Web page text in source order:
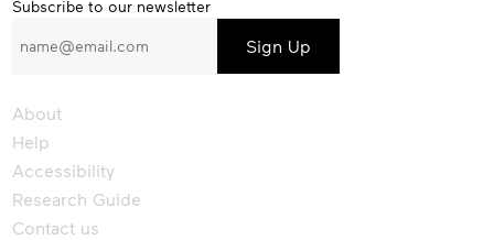
Subscribe
our
Subscribe to our newsletter
About
Help
Accessibility
Research Guide
Contact us